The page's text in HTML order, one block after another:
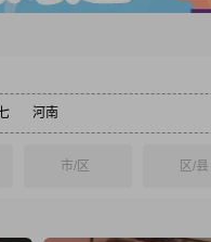
河南
市/区 区/县